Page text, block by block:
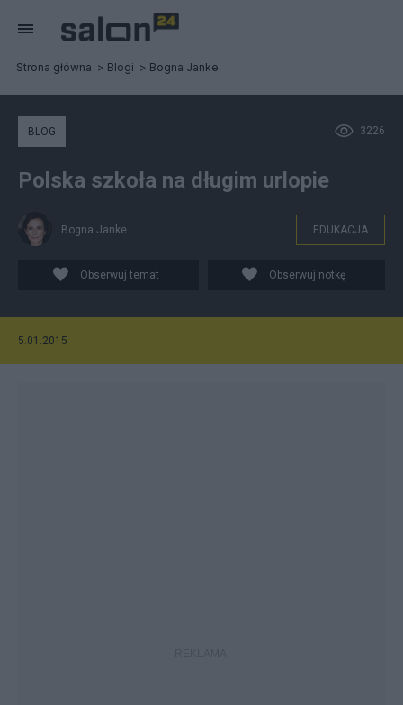
Strona główna Blogi Bogna Janke
3226
BLOG
Polska szkoła na długim urlopie
Bogna Janke EDUKACJA
Obserwuj temat Obserwuj notkę
5.01.2015